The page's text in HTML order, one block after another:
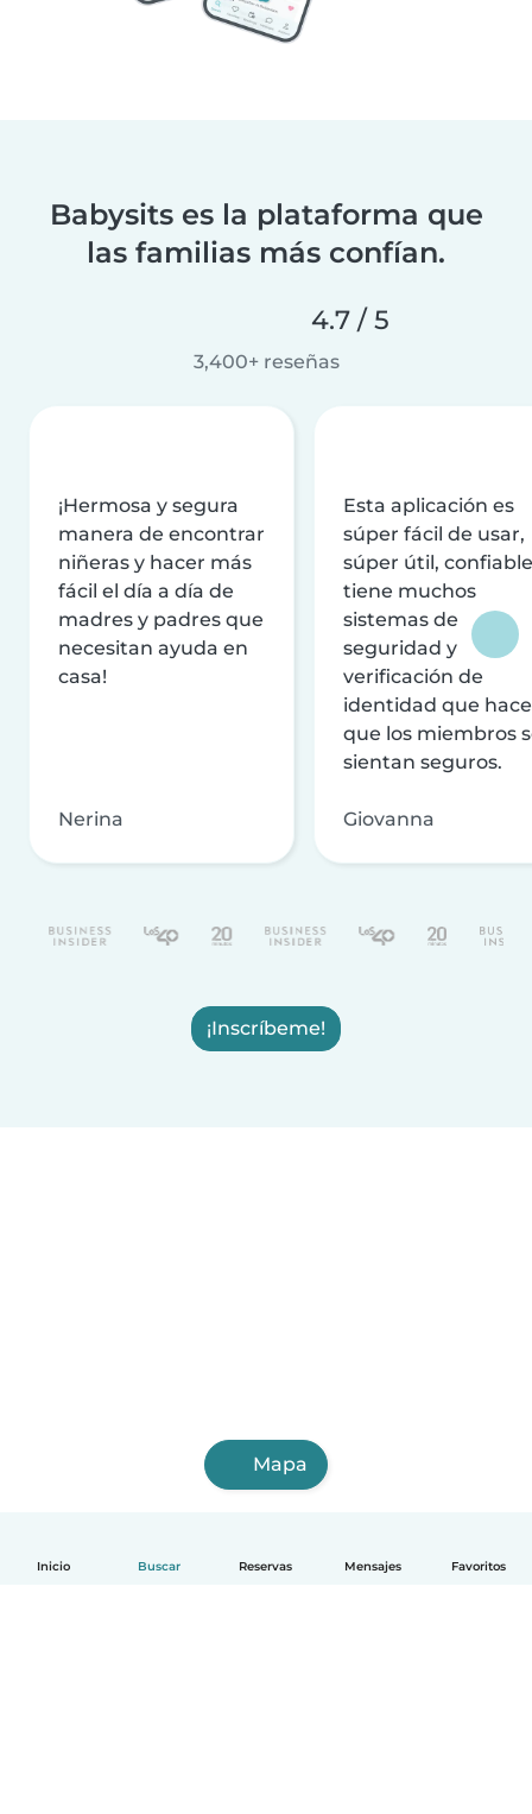
Inicio Buscar Reservas Mensajes Favoritos
Babysits es la plataforma que
las familias más confían.
4.7 / 5
3,400+ reseñas
¡Hermosa y segura
manera de encontrar
niñeras y hacer más
fácil el día a día de
madres y padres que
necesitan ayuda en
casa!
Nerina
Esta aplicación es
súper fácil de usar,
súper útil,
tiene muchos
sistemas de
seguridad y
verificación de
identidad que
que los miembros
sientan seguros.
Giovanna
¡Inscríbeme!
Mapa